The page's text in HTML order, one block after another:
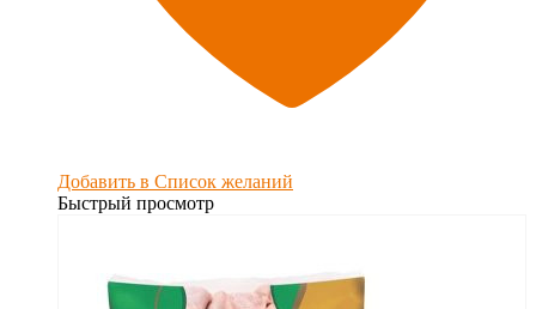
Добавить в Список желаний
Быстрый просмотр